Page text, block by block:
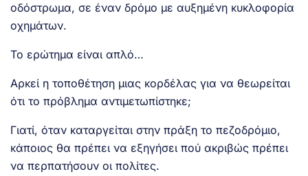
οδόστρωμα, σε έναν δρόμο με αυξημένη κυκλοφορία
οχημάτων.
Το ερώτημα είναι απλό…
Αρκεί η τοποθέτηση μιας κορδέλας για να θεωρείται
ότι το πρόβλημα αντιμετωπίστηκε;
Γιατί, όταν καταργείται στην πράξη το πεζοδρόμιο,
κάποιος θα πρέπει να εξηγήσει πού ακριβώς πρέπει
να περπατήσουν οι πολίτες.